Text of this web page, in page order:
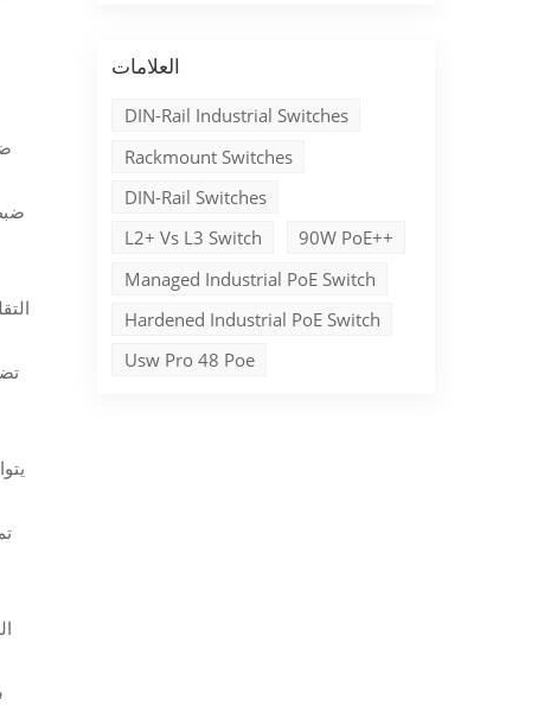
العلامات
DIN-Rail Industrial Switches
Rackmount Switches
DIN-Rail Switches
L2+ Vs L3 Switch
90W PoE++
Managed Industrial PoE Switch
Hardened Industrial PoE Switch
Usw Pro 48 Poe